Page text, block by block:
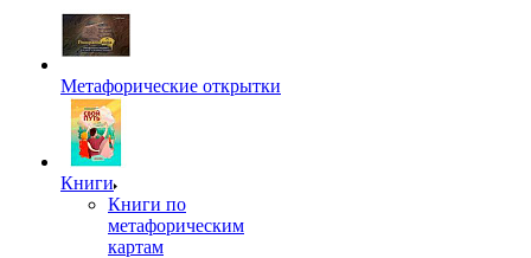
Метафорические открытки
Книги
Книги по
метафорическим
картам